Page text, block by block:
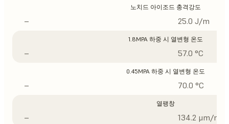
노치드 아이조드 충격강도
– 25.0 J/m
1.8MPA 하중 시 열변형 온도
– 57.0 °C
0.45MPA 하중 시 열변형 온도
– 70.0 °C
열팽창
– 134.2 μm/m/